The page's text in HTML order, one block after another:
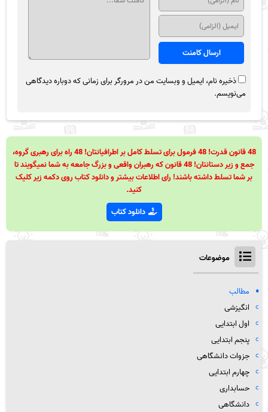
ذخیره نام، ایمیل و وبسایت من در مرورگر برای زمانی که دوباره دیدگاهی
می‌نویسم.
48 قانون قدرت! 48 فرمول برای تسلط کامل بر اطرافیانتان! 48 راه برای رهبری گروه،
جمع و زیر دستانتان! 48 قانون که رهبران واقعی و بزرگ جامعه به شما نمیگویند تا
بر شما تسلط داشته باشند! رای اطلاعات بیشتر و دانلود کتاب روی دکمه زیر کلیک
کنید.
دانلود کتاب
موضوعات
مطالب
انگیزشی
اول ابتدایی
پنجم ابتدایی
جزوات دانشگاهی
چهارم ابتدایی
حسابداری
دانشگاهی